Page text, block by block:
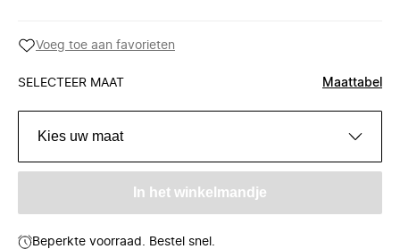
Voeg toe aan favorieten
SELECTEER MAAT Maattabel
Kies uw maat
In het winkelmandje
Beperkte voorraad. Bestel snel.